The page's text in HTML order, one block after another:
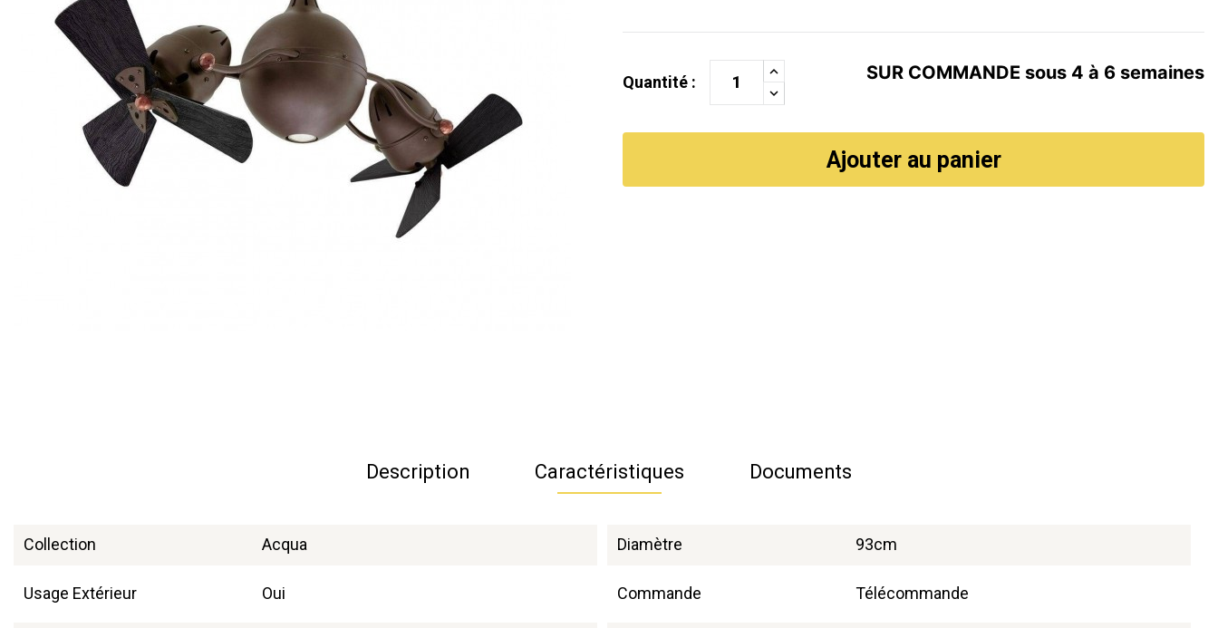
Quantité : SUR COMMANDE sous 4 à 6 semaines
Ajouter au panier
Description Caractéristiques
Collection Acqua Diamètre 93cm
Usage Extérieur Oui Commande Télécommande
Documents